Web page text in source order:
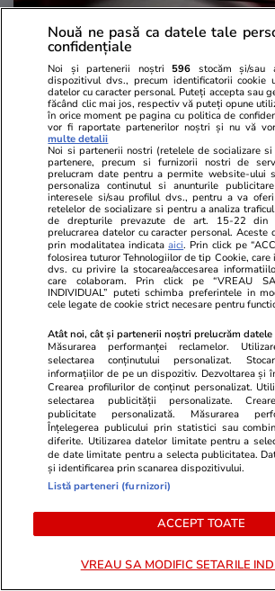
Mediafax.ro
Cutremur în România, joi după-
amiază. Unde s-a produs și ce
magnitudine a avut
PROMO
Advertorial
Smart is the new chic: Cum ne
Nouă ne pasă ca datele tale
confidențiale
Noi și partenerii noștri 596 stocăm și/sau
dispozitivul dvs., precum identificatorii cookie
datelor cu caracter personal. Puteți accepta sau
făcând clic mai jos, respectiv vă puteți opune
în orice moment pe pagina cu politica de
vor fi raportate partenerilor noștri și nu vă
multe detalii
Noi si partenerii nostri (retelele de socializare
partenere, precum si furnizorii nostri de
prelucram date pentru a permite website-ului
personaliza continutul si anunturile
interesele si/sau profilul dvs., pentru a va
retelelor de socializare si pentru a analiza
de drepturile prevazute de art. 15-22 din
prelucrarea datelor cu caracter personal.
prin modalitatea indicataaici. Prin click pe
folosirea tuturor Tehnologiilor de tip Cookie,
dvs. cu privire la stocarea/accesarea
care colaboram. Prin click pe “VREAU SA
INDIVIDUAL” puteti schimba preferintele in
cele legate de cookie strict necesare pentru
Atât noi, cât și partenerii noștri prelucrăm
Măsurarea performanței reclamelor.
selectarea conținutului personalizat.
informațiilor de pe un dispozitiv. Dezvoltarea și
Crearea profilurilor de conținut personalizat.
selectarea publicității personalizate.
publicitate personalizată. Măsurarea
Înțelegerea publicului prin statistici sau
diferite. Utilizarea datelor limitate pentru a
de date limitate pentru a selecta publicitatea.
și identificarea prin scanarea dispozitivului.
Listă parteneri (furnizori)
ACCEPT TOATE
VREAU SA MODIFIC SETARILE